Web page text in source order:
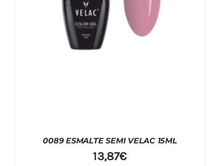
0089 ESMALTE SEMI VELAC 15ML
13,87€